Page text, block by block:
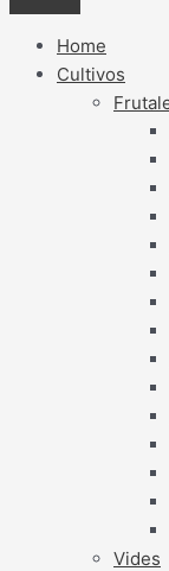
Home
Cultivos
Vides